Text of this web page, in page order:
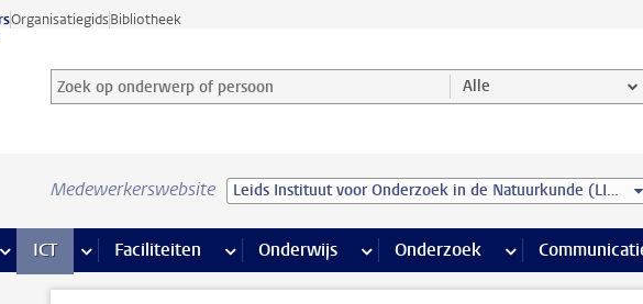
OrganisatiegidsBibliotheek
Zoek op onderwerp of persoon en selecteer categorie
Zoekterm Alle
Medewerkerswebsite Leids Instituut voor Onderzoek in de Natuurkunde (LION)
meer Financiën pagina’s
ICT meer ICT pagina’s
Faciliteiten meer Faciliteiten pagina’s
Onderwijs meer Onderwijs pagina’s
Onderzoek meer Onderzoek